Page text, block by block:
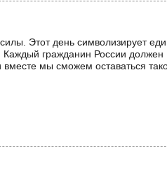
Этот день символизирует
гражданин России должен
мы сможем оставаться